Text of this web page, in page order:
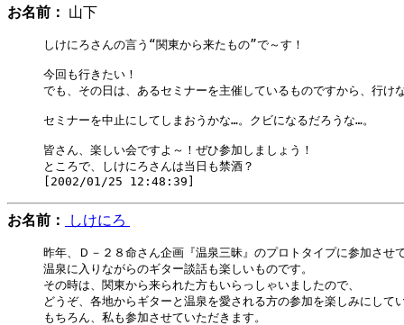
お名前： 山下
しけにろさんの言う“関東から来たもの”で～す！
今回も行きたい！
でも、その日は、あるセミナーを主催しているものですから、行け
セミナーを中止にしてしまおうかな…。クビになるだろうな…。
皆さん、楽しい会ですよ～！ぜひ参加しましょう！
ところで、しけにろさんは当日も禁酒？
お名前： しけにろ
昨年、Ｄ－２８命さん企画『温泉三昧』のプロトタイプに参加させ
温泉に入りながらのギター談話も楽しいものです。
その時は、関東から来られた方もいらっしゃいましたので、
どうぞ、各地からギターと温泉を愛される方の参加を楽しみにして
もちろん、私も参加させていただきます。